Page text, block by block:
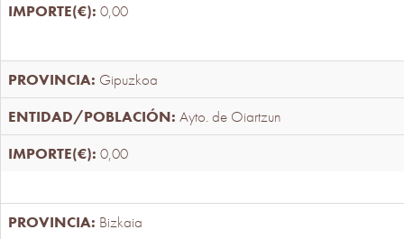
0,00
Gipuzkoa
Ayto. de Oiartzun
0,00
Bizkaia